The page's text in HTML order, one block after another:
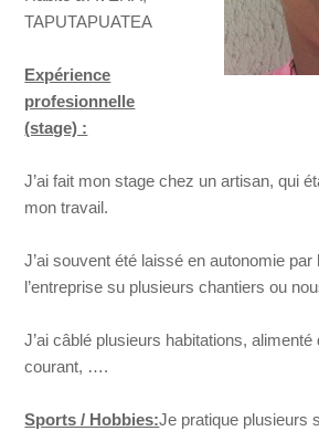
TAPUTAPUATEA
Expérience
profesionnelle
(stage) :
J’ai fait mon stage chez un artisan, qui
mon travail.
J’ai souvent été laissé en autonomie par
l’entreprise su plusieurs chantiers ou
J’ai câblé plusieurs habitations,
courant, ….
Sports / Hobbies:Je pratique plusieurs